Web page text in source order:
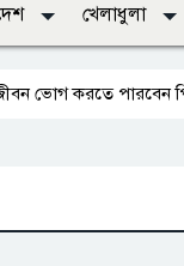
খেলাধুলা
করতে পারবেন পিতা-